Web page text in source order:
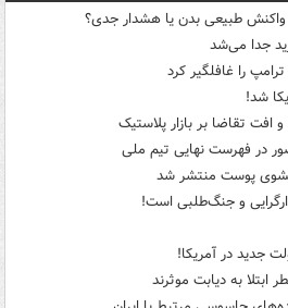
طبیعی بدن یا هشدار جدی؟
جدا می‌شد
را غافلگیر کرد
شد!
افت تقاضا بر بازار پلاستیک
پوست منتشر شد
و جنگ‌طلبی است!
جدید در آمریکا!
به دیابت موثرند